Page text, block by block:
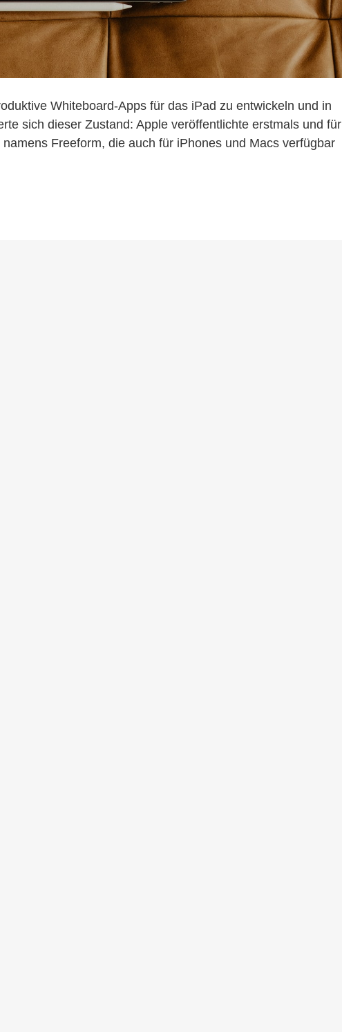
Whiteboard-Apps für das iPad zu entwickeln und in
sich dieser Zustand: Apple veröffentlichte erstmals und für
Freeform, die auch für iPhones und Macs verfügbar